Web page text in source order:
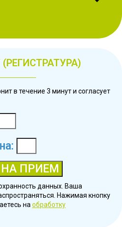
в течение 3 минут и согласует
ПРИЕМ
данных. Ваша
Нажимая кнопку
на обработку